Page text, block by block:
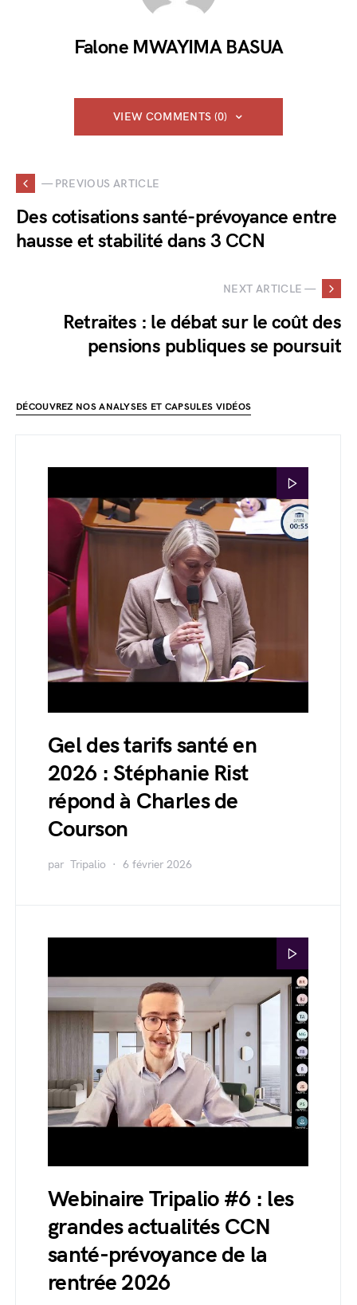
Falone MWAYIMA BASUA
VIEW COMMENTS (0)
— PREVIOUS ARTICLE
Des cotisations santé-prévoyance entre
hausse et stabilité dans 3 CCN
NEXT ARTICLE —
Retraites : le débat sur le coût des
pensions publiques se poursuit
DÉCOUVREZ NOS ANALYSES ET CAPSULES VIDÉOS
Gel des tarifs santé en
2026 : Stéphanie Rist
répond à Charles de
Courson
par Tripalio 6 février 2026
Webinaire Tripalio #6 : les
grandes actualités CCN
santé-prévoyance de la
rentrée 2026